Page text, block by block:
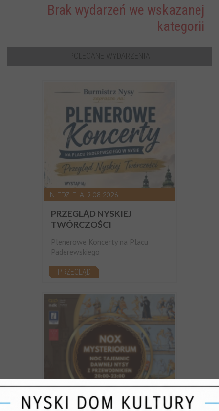
Brak wydarzeń we wskazanej
kategorii
POLECANE WYDARZENIA
NIEDZIELA, 9-08-2026
PRZEGLĄD NYSKIEJ
TWÓRCZOŚCI
Plenerowe Koncerty na Placu
Paderewskiego
PRZEGLĄD
PIĄTEK, 21-08-2026, 20:00